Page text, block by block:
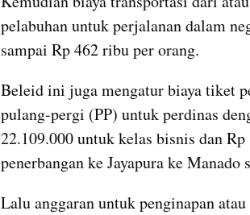
pelabuhan untuk perjalanan dalam
sampai Rp 462 ribu per orang.
Beleid ini juga mengatur biaya tiket
pulang-pergi (PP) untuk perdinas
22.109.000 untuk kelas bisnis dan
penerbangan ke Jayapura ke Manado
Lalu anggaran untuk penginapan